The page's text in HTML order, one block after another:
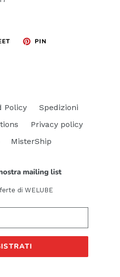
TWITTAPIN
Policy
Spedizioni
Privacy policy
MisterShip
mailing list
di WELUBE